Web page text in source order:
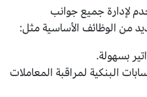
لإدارة جميع جوانب
من الوظائف الأساسية مثل:
بسهولة.
البنكية لمراقبة المعاملات